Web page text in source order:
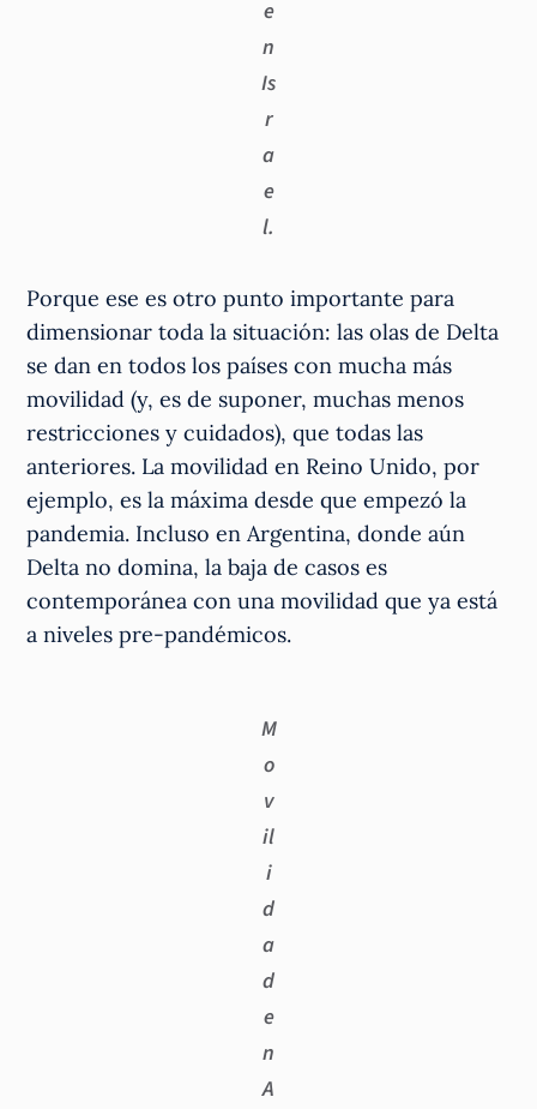
e
n
Is
r
a
e
l.
Porque ese es otro punto importante para
dimensionar toda la situación: las olas de Delta
se dan en todos los países con mucha más
movilidad (y, es de suponer, muchas menos
restricciones y cuidados), que todas las
anteriores. La movilidad en Reino Unido, por
ejemplo, es la máxima desde que empezó la
pandemia. Incluso en Argentina, donde aún
Delta no domina, la baja de casos es
contemporánea con una movilidad que ya está
a niveles pre-pandémicos.
M
o
v
il
i
d
a
d
e
n
A